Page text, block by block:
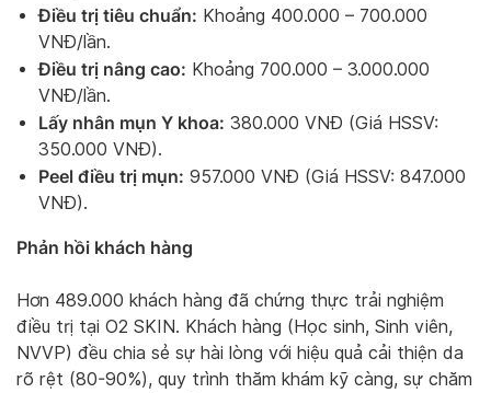
Điều trị tiêu chuẩn: Khoảng 400.000 – 700.000
VNĐ/lần.
Điều trị nâng cao: Khoảng 700.000 – 3.000.000
VNĐ/lần.
Lấy nhân mụn Y khoa: 380.000 VNĐ (Giá HSSV:
350.000 VNĐ).
Peel điều trị mụn: 957.000 VNĐ (Giá HSSV: 847.000
VNĐ).
Phản hồi khách hàng
Hơn 489.000 khách hàng đã chứng thực trải nghiệm
điều trị tại O2 SKIN. Khách hàng (Học sinh, Sinh viên,
NVVP) đều chia sẻ sự hài lòng với hiệu quả cải thiện da
rõ rệt (80-90%), quy trình thăm khám kỹ càng, sự chăm